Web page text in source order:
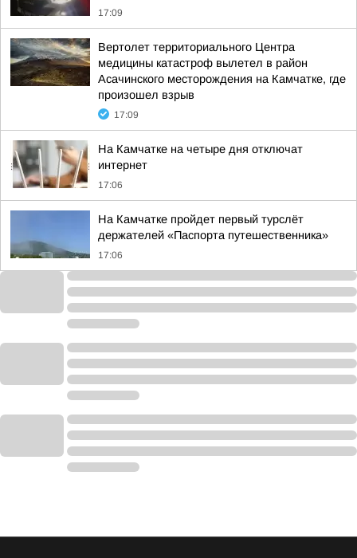
17:09
Вертолет территориального Центра
медицины катастроф вылетел в район
Асачинского месторождения на Камчатке, где
произошел взрыв
17:09
На Камчатке на четыре дня отключат
интернет
17:06
На Камчатке пройдет первый турслёт
держателей «Паспорта путешественника»
17:06